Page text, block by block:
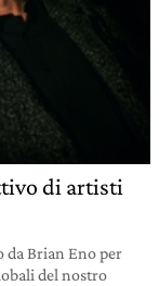
di artisti
Brian Eno per
del nostro